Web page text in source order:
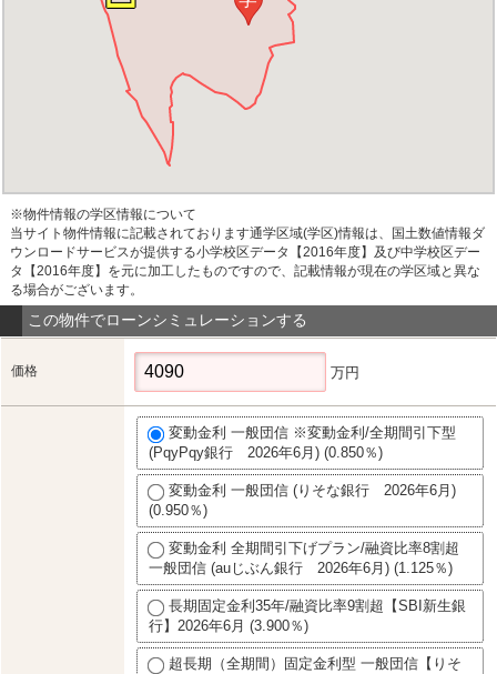
※物件情報の学区情報について
当サイト物件情報に記載されております通学区域(学区)情報は、国土数値情報ダ
ウンロードサービスが提供する小学校区データ【2016年度】及び中学校区デー
タ【2016年度】を元に加工したものですので、記載情報が現在の学区域と異な
る場合がございます。
この物件でローンシミュレーションする
価格 万円
変動金利 一般団信 ※変動金利/全期間引下型
(PqyPqy銀行 2026年6月) (0.850％)
変動金利 一般団信 (りそな銀行 2026年6月)
(0.950％)
変動金利 全期間引下げプラン/融資比率8割超
一般団信 (auじぶん銀行 2026年6月) (1.125％)
長期固定金利35年/融資比率9割超【SBI新生銀
行】2026年6月 (3.900％)
超長期（全期間）固定金利型 一般団信【りそ